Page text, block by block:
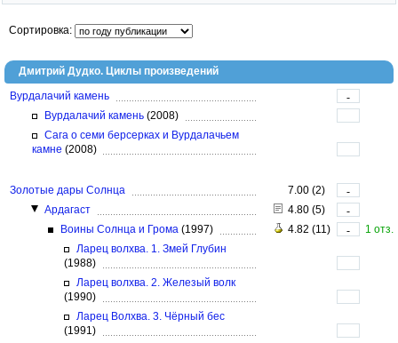
Сортировка:
Дмитрий Дудко. Циклы произведений
Вурдалачий камень
-
Вурдалачий камень (2008)
Сага о семи берсерках и Вурдалачьем
камне (2008)
Золотые дары Солнца 7.00 (2)
-
Ардагаст
4.80 (5)
-
Воины Солнца и Грома (1997) 4.82 (11) -
1 отз.
Ларец волхва. 1. Змей Глубин
(1988)
Ларец волхва. 2. Железый волк
(1990)
Ларец Волхва. 3. Чёрный бес
(1991)